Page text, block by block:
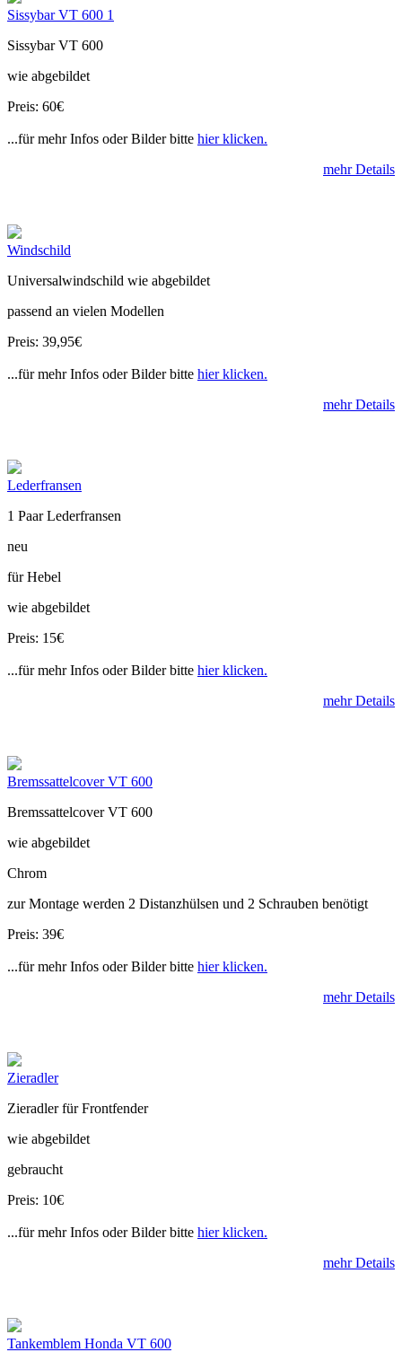
Sissybar VT 600 1
Sissybar VT 600
wie abgebildet
Preis: 60€
...für mehr Infos oder Bilder bitte hier klicken.
mehr Details
Windschild
Universalwindschild wie abgebildet
passend an vielen Modellen
Preis: 39,95€
...für mehr Infos oder Bilder bitte hier klicken.
mehr Details
Lederfransen
1 Paar Lederfransen
neu
für Hebel
wie abgebildet
Preis: 15€
...für mehr Infos oder Bilder bitte hier klicken.
mehr Details
Bremssattelcover VT 600
Bremssattelcover VT 600
wie abgebildet
Chrom
zur Montage werden 2 Distanzhülsen und 2 Schrauben benötigt
Preis: 39€
...für mehr Infos oder Bilder bitte hier klicken.
mehr Details
Zieradler
Zieradler für Frontfender
wie abgebildet
gebraucht
Preis: 10€
...für mehr Infos oder Bilder bitte hier klicken.
mehr Details
Tankemblem Honda VT 600